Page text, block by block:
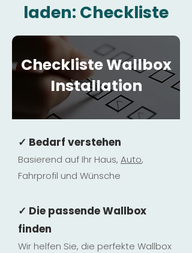
laden: Checkliste
Checkliste Wallbox
Installation
✓ Bedarf verstehen
Basierend auf Ihr Haus, Auto,
Fahrprofil und Wünsche
✓ Die passende Wallbox
finden
Wir helfen Sie, die perfekte Wallbox